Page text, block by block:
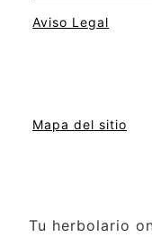
Aviso Legal
Mapa del sitio
Tu herbolario